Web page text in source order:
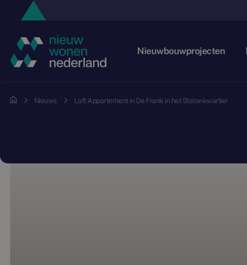
Nieuwbouwprojecten
Nieuws Loft Appartement in De Frank in het Statenkwartier